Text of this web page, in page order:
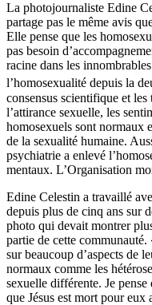
La photojournaliste Edine
partage pas le même avis
Elle pense que les
pas besoin
racine dans les innombrables
l’homosexualité depuis la
consensus scientifique et
l’attirance sexuelle, les
homosexuels sont normaux
de la sexualité humaine.
psychiatrie a enlevé
mentaux. L’Organisation
Edine Celestin a travaillé
depuis plus de cinq ans sur
photo qui devait montrer
partie de cette communauté.
sur beaucoup d’aspects de
normaux comme les
sexuelle différente. Je
que Jésus est mort pour eux